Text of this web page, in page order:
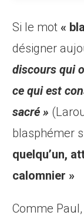
Si le mot«
désigner
discours qui
ce qui est
sacré »
blasphémer
quelqu’un,
calomnier »
Comme